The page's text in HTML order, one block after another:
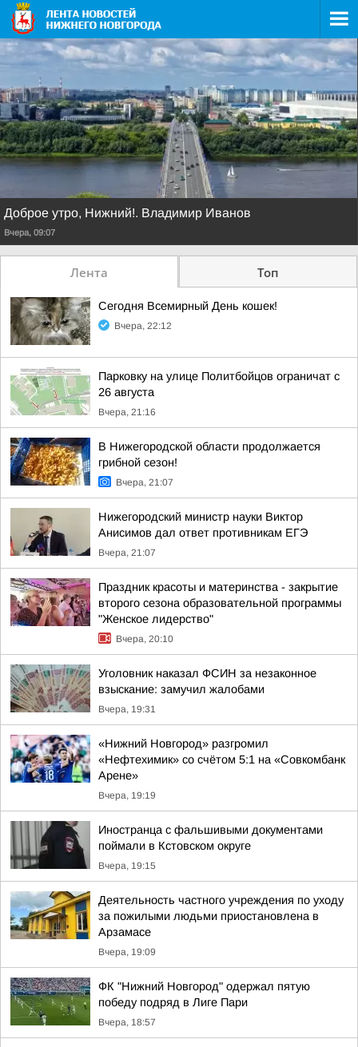
Доброе утро, Нижний!. Владимир Иванов
Вчера, 09:07
Лента Топ
Сегодня Всемирный День кошек!
Вчера, 22:12
Парковку на улице Политбойцов ограничат с
26 августа
Вчера, 21:16
В Нижегородской области продолжается
грибной сезон!
Вчера, 21:07
Нижегородский министр науки Виктор
Анисимов дал ответ противникам ЕГЭ
Вчера, 21:07
Праздник красоты и материнства - закрытие
второго сезона образовательной программы
"Женское лидерство"
Вчера, 20:10
Уголовник наказал ФСИН за незаконное
взыскание: замучил жалобами
Вчера, 19:31
«Нижний Новгород» разгромил
«Нефтехимик» со счётом 5:1 на «Совкомбанк
Арене»
Вчера, 19:19
Иностранца с фальшивыми документами
поймали в Кстовском округе
Вчера, 19:15
Деятельность частного учреждения по уходу
за пожилыми людьми приостановлена в
Арзамасе
Вчера, 19:09
ФК "Нижний Новгород" одержал пятую
победу подряд в Лиге Пари
Вчера, 18:57